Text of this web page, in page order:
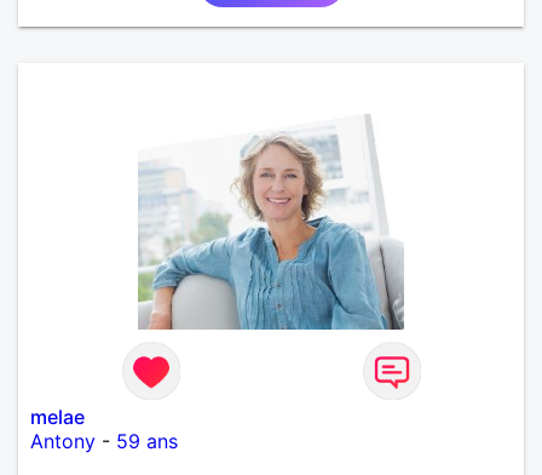
melae
Antony - 59 ans